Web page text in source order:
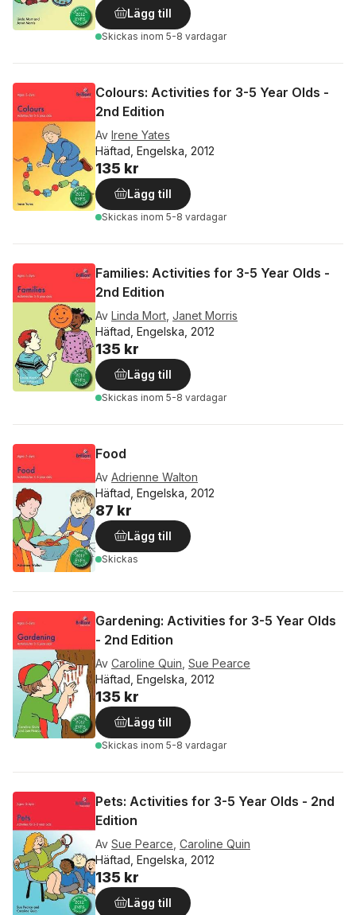
Lägg till
Skickas inom 5-8 vardagar
Colours: Activities for 3-5 Year Olds -
2nd Edition
Av Irene Yates
Häftad, Engelska, 2012
135 kr
Lägg till
Skickas inom 5-8 vardagar
Families: Activities for 3-5 Year Olds -
2nd Edition
Av Linda Mort Janet Morris
Häftad, Engelska, 2012
135 kr
Lägg till
Skickas inom 5-8 vardagar
Food
Av Adrienne Walton
Häftad, Engelska, 2012
87 kr
Lägg till
Skickas
Gardening: Activities for 3-5 Year Olds
- 2nd Edition
Av Caroline Quin Sue Pearce
Häftad, Engelska, 2012
135 kr
Lägg till
Skickas inom 5-8 vardagar
Pets: Activities for 3-5 Year Olds - 2nd
Edition
Av Sue Pearce Caroline Quin
Häftad, Engelska, 2012
135 kr
Lägg till